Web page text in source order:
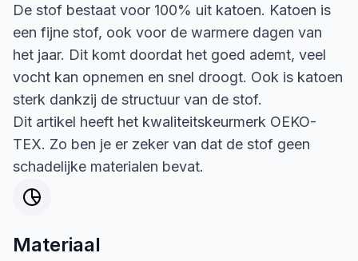
De stof bestaat voor 100% uit katoen. Katoen is
een fijne stof, ook voor de warmere dagen van
het jaar. Dit komt doordat het goed ademt, veel
vocht kan opnemen en snel droogt. Ook is katoen
sterk dankzij de structuur van de stof.
Dit artikel heeft het kwaliteitskeurmerk OEKO-
TEX. Zo ben je er zeker van dat de stof geen
schadelijke materialen bevat.
Materiaal